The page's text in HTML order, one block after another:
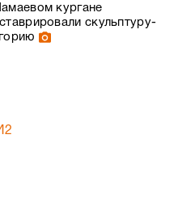
кургане
скульптуру-